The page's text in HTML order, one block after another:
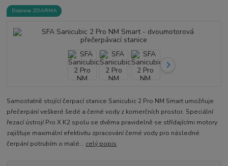
Doprava ZDARMA
Samostatně stojící čerpací stanice Sanicubic 2 Pro NM Smart umožňuje
přečerpání veškeré šedé a černé vody z komerčních prostor. Speciální
řezací ústrojí Pro X K2 spolu se dvěma pravidelně se střídajícími motory
zajišťuje maximální efektivitu zpracování černé vody pro následné
čerpání potrubím o malé... celý popis